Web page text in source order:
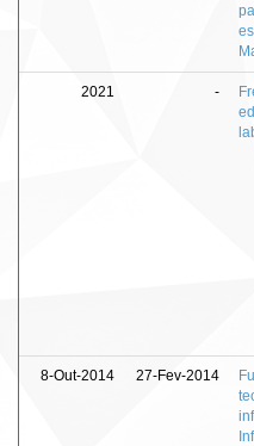
2021 -
8-Out-2014 27-Fev-2014